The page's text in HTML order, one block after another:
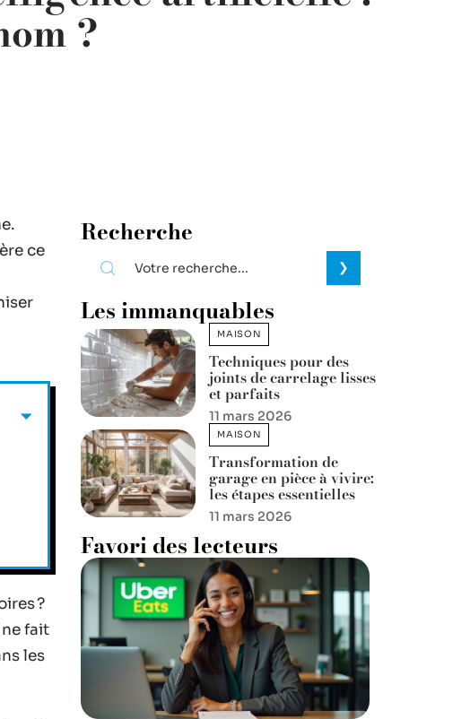
?
ce
?
fait
les
Recherche
Les immanquables
MAISON
Techniques pour des
joints de carrelage lisses
et parfaits
11 mars 2026
MAISON
Transformation de
garage en pièce à vivire:
les étapes essentielles
11 mars 2026
Favori des lecteurs